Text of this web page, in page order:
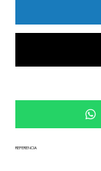
REFERENCIA